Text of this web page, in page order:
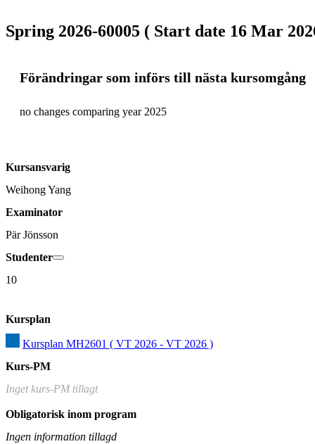
Spring 2026-60005 ( Start date 16 Mar
Förändringar som införs till nästa kursomgång
no changes comparing year 2025
Kursansvarig
Weihong Yang
Examinator
Pär Jönsson
Studenter
10
Kursplan
Kursplan MH2601 ( VT 2026 - VT 2026 )
Kurs-PM
Inget kurs-PM tillagt
Obligatorisk inom program
Ingen information tillagd